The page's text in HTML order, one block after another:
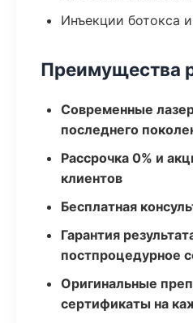
Инъекции ботокса
Преимущества
Современные
последнего
Рассрочка 0% и
клиентов
Бесплатная
Гарантия
постпроцедурное
Оригинальные
сертификаты на